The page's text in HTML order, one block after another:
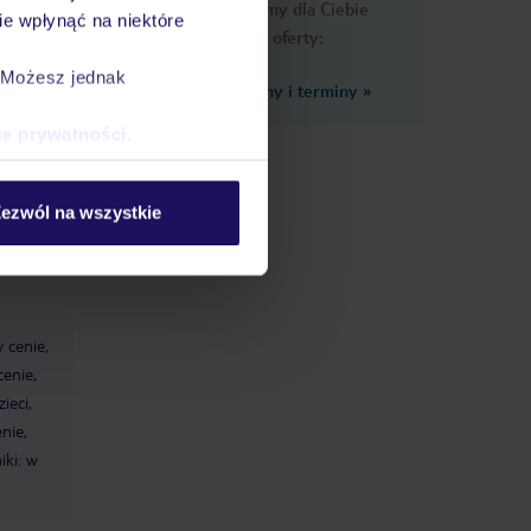
wpłynąć na niektóre
jednak
prywatności
na wszystkie
dla
cenie,
w
Przygotowaliśmy dla Ciebie
podobne oferty:
Zobacz inne ceny i terminy »